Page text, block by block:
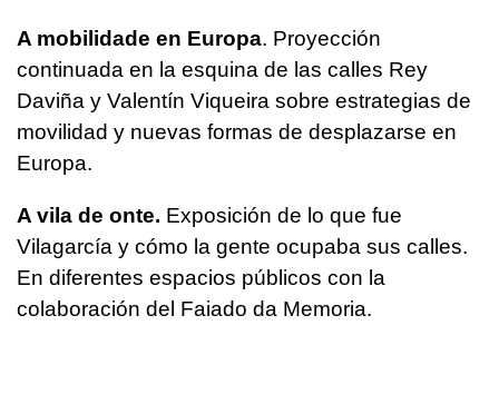
A mobilidade en Europa. Proyección
continuada en la esquina de las calles Rey
Daviña y Valentín Viqueira sobre estrategias de
movilidad y nuevas formas de desplazarse en
Europa.
A vila de onte. Exposición de lo que fue
Vilagarcía y cómo la gente ocupaba sus calles.
En diferentes espacios públicos con la
colaboración del Faiado da Memoria.